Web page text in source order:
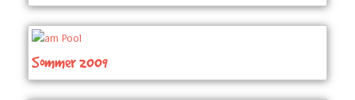
Sommer 2009